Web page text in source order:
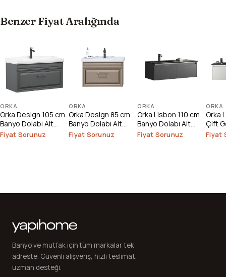
Benzer Fiyat Aralığında
ORKA
Orka Design 105 cm
Banyo Dolabı Alt
Modülü
Fiyat Sorunuz
ORKA
Orka Design 85 cm
Banyo Dolabı Alt
Modülü
Fiyat Sorunuz
ORKA
Orka Lisbon 110 cm
Banyo Dolabı Alt
Modülü
Fiyat Sorunuz
ORKA
Orka
Çift
Fiyat
Banyo ve mutfak için tüm markalar tek
adreste. Güvenli alışveriş, hızlı teslimat,
uzman desteği.